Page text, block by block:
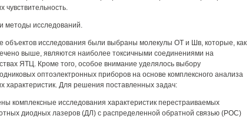
чувствительность.
методы исследований.
объектов исследования были выбраны молекулы ОТ и Шв, которые, как
выше, являются наиболее токсичными соединениями на
ЯТЦ. Кроме того, особое внимание уделялось выбору
оптоэлектронных приборов на основе комплексного анализа
характеристик. Для решения поставленных задач:
комплексные исследования характеристик перестраиваемых
диодных лазеров (ДЛ) с распределенной обратной связью (РОС)